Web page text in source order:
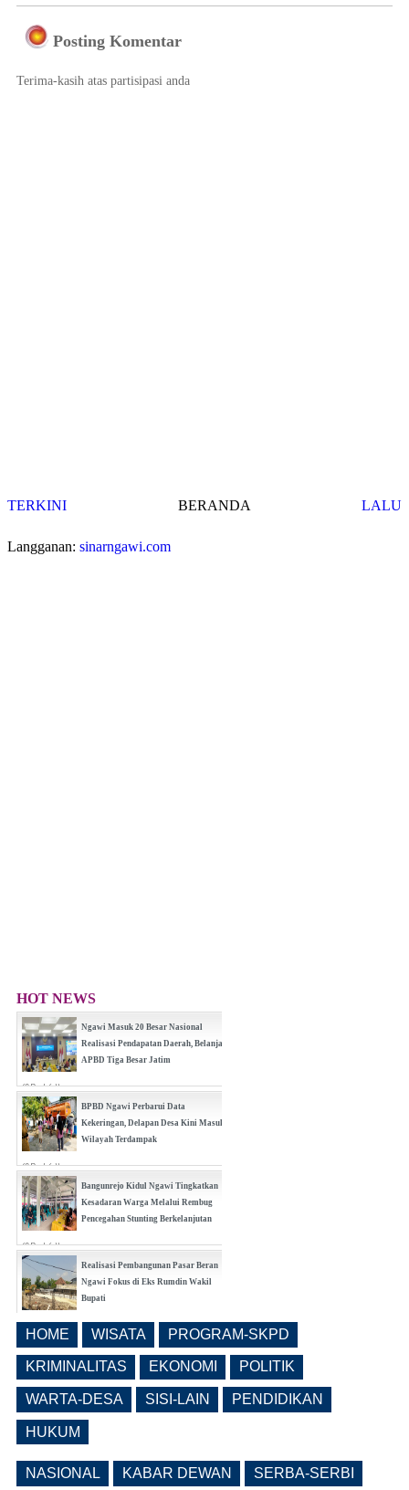
Posting Komentar
Terima-kasih atas partisipasi anda
TERKINI LALU
BERANDA
Langganan: sinarngawi.com
HOT NEWS
Ngawi Masuk 20 Besar Nasional
Realisasi Pendapatan Daerah, Belanja
APBD Tiga Besar Jatim
(0 Reply(s))
BPBD Ngawi Perbarui Data
Kekeringan, Delapan Desa Kini Masuk
Wilayah Terdampak
(0 Reply(s))
Bangunrejo Kidul Ngawi Tingkatkan
Kesadaran Warga Melalui Rembug
Pencegahan Stunting Berkelanjutan
(0 Reply(s))
Realisasi Pembangunan Pasar Beran
Ngawi Fokus di Eks Rumdin Wakil
Bupati
Buka Seleksi Direktur PDAM Definitif
(0 Reply(s))
HOME WISATA PROGRAM-SKPD
KRIMINALITAS EKONOMI POLITIK
WARTA-DESA SISI-LAIN PENDIDIKAN
HUKUM
NASIONAL KABAR DEWAN SERBA-SERBI